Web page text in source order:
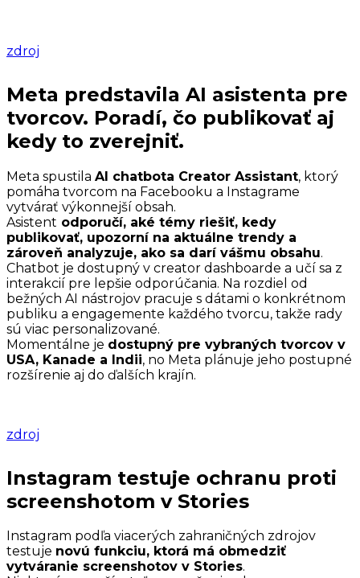
zdroj
Meta predstavila AI asistenta pre
tvorcov. Poradí, čo publikovať aj
kedy to zverejniť.
Meta spustila AI chatbota Creator Assistant, ktorý
pomáha tvorcom na Facebooku a Instagrame
vytvárať výkonnejší obsah.
Asistent odporučí, aké témy riešiť, kedy
publikovať, upozorní na aktuálne trendy a
zároveň analyzuje, ako sa darí vášmu obsahu.
Chatbot je dostupný v creator dashboarde a učí sa z
interakcií pre lepšie odporúčania. Na rozdiel od
bežných AI nástrojov pracuje s dátami o konkrétnom
publiku a engagemente každého tvorcu, takže rady
sú viac personalizované.
Momentálne je dostupný pre vybraných tvorcov v
USA, Kanade a Indii, no Meta plánuje jeho postupné
rozšírenie aj do ďalších krajín.
zdroj
Instagram testuje ochranu proti
screenshotom v Stories
Instagram podľa viacerých zahraničných zdrojov
testuje novú funkciu, ktorá má obmedziť
vytváranie screenshotov v Stories.